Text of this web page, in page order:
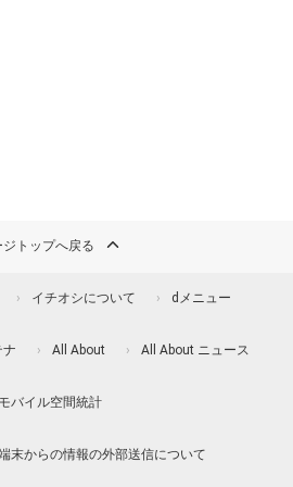
ジトップへ戻る
イチオシについて dメニュー
ナ All About All About ニュース
モバイル空間統計
末からの情報の外部送信について